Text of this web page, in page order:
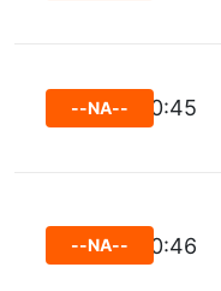
20:45
--NA--
20:46
--NA--